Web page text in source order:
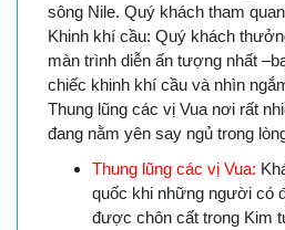
sông Nile. Quý khách tham
Khinh khí cầu: Quý khách
màn trình diễn ấn tượng nhất
chiếc khinh khí cầu và nhìn
Thung lũng các vị Vua nơi rất
đang nằm yên say ngủ trong
Thung lũng các vị Vua:
quốc khi những người có
được chôn cất trong Kim